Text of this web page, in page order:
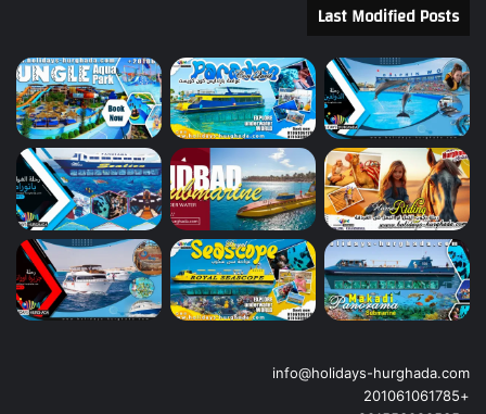
Last Modified Posts
info@holidays-hurghada.com
+201061061785